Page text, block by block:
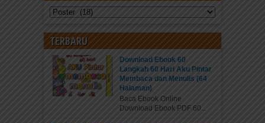
Kategori
TERBARU
Download Ebook 60
Langkah 60 Hari Aku Pintar
Membaca dan Menulis (64
Halaman)
Baca Ebook Online
Download Ebook PDF 60...